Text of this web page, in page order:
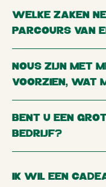
WELKE ZAKEN
PARCOURS VAN
NOUS ZIJN MET
VOORZIEN, WAT
BENT U EEN
BEDRIJF?
IK WIL EEN